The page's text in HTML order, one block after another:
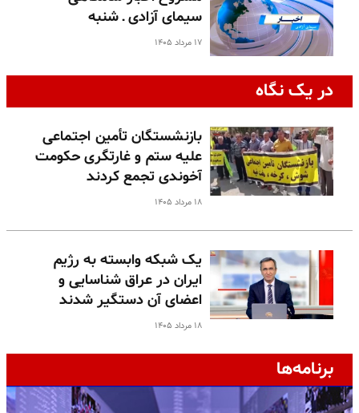
سیمای آزادی ـ شنبه
۱۷ مرداد ۱۴۰۵
در یک نگاه
بازنشستگان تأمین اجتماعی
علیه ستم و غارتگری حکومت
آخوندی تجمع کردند
۱۸ مرداد ۱۴۰۵
یک شبکه وابسته به رژیم
ایران در عراق شناسایی و
اعضای آن دستگیر شدند
۱۸ مرداد ۱۴۰۵
برنامه‌ها